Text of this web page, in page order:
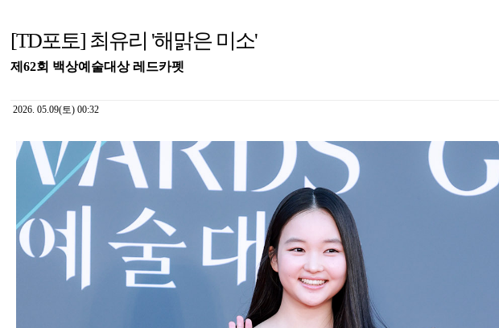
[TD포토] 최유리 '해맑은 미소'
제62회 백상예술대상 레드카펫
2026. 05.09(토) 00:32